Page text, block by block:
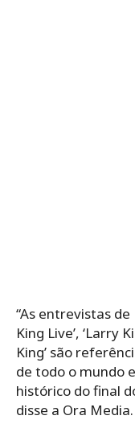
“As entrevistas
King Live’, ‘Larry
King’ são
de todo o mundo
histórico do final
disse a Ora Media.